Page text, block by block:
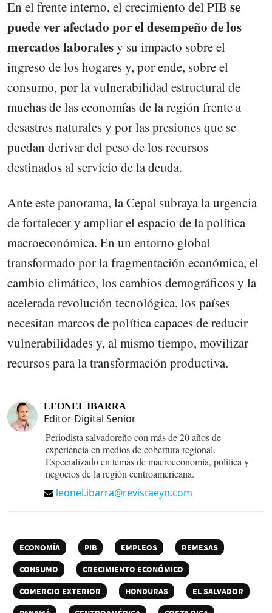
En el frente interno, el crecimiento del PIB se
puede ver afectado por el desempeño de los
mercados laboralesy su impacto sobre el
ingreso de los hogares y, por ende, sobre el
consumo, por la vulnerabilidad estructural de
muchas de las economías de la región frente a
desastres naturales y por las presiones que se
puedan derivar del peso de los recursos
destinados al servicio de la deuda.
Ante este panorama, la Cepal subraya la urgencia
de fortalecer y ampliar el espacio de la política
macroeconómica. En un entorno global
transformado por la fragmentación económica, el
cambio climático, los cambios demográficos y la
acelerada revolución tecnológica, los países
necesitan marcos de política capaces de reducir
vulnerabilidades y, al mismo tiempo, movilizar
recursos para la transformación productiva.
LEONEL IBARRA
Editor Digital Senior
Periodista salvadoreño con más de 20 años de
experiencia en medios de cobertura regional.
Especializado en temas de macroeconomía, política y
negocios de la región centroamericana.
leonel.ibarra@revistaeyn.com
ECONOMÍA PIB EMPLEOS
REMESAS
CONSUMO
CRECIMIENTO ECONÓMICO
COMERCIO EXTERIOR
HONDURAS
EL SALVADOR